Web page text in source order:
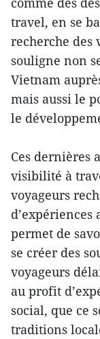
travel, en se
recherche des
souligne non
Vietnam
mais aussi le
le
Ces dernières
visibilité à
voyageurs
permet de
se créer des
voyageurs
au profit
social, que ce
traditions